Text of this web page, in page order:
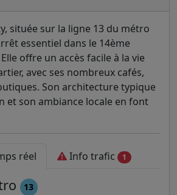
située sur la ligne 13 du métro
essentiel dans le 14ème
offre un accès facile à la vie
avec ses nombreux cafés,
Son architecture typique
et son ambiance locale en font
réel Info trafic 1
13